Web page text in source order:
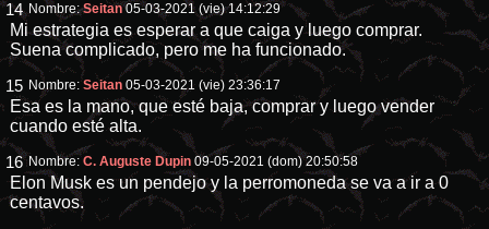
14 Nombre:Seitan 05-03-2021 (vie) 14:12:29
Mi estrategia es esperar a que caiga y luego comprar.
Suena complicado, pero me ha funcionado.
15 Nombre:Seitan 05-03-2021 (vie) 23:36:17
Esa es la mano, que esté baja, comprar y luego vender
cuando esté alta.
16 Nombre:C. Auguste Dupin 09-05-2021 (dom) 20:50:58
Elon Musk es un pendejo y la perromoneda se va a ir a 0
centavos.